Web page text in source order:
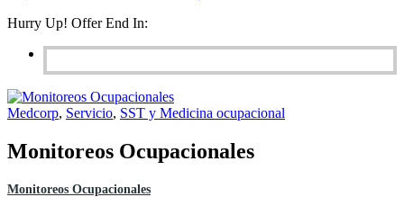
Hurry Up! Offer End In:
Medcorp, Servicio, SST y Medicina ocupacional
Monitoreos Ocupacionales
Monitoreos Ocupacionales